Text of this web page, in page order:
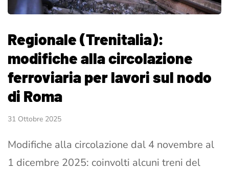
Regionale (Trenitalia):
modifiche alla circolazione
ferroviaria per lavori sul nodo
di Roma
31 Ottobre 2025
Modifiche alla circolazione dal 4 novembre al
1 dicembre 2025: coinvolti alcuni treni del